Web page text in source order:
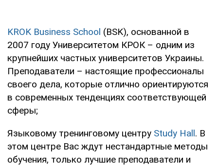
KROK Business School (BSK), основанной в
2007 году Университетом КРОК – одним из
крупнейших частных университетов Украины.
Преподаватели – настоящие профессионалы
своего дела, которые отлично ориентируются
в современных тенденциях соответствующей
сферы;
Языковому тренинговому центру Study Hall. В
этом центре Вас ждут нестандартные методы
обучения, только лучшие преподаватели и